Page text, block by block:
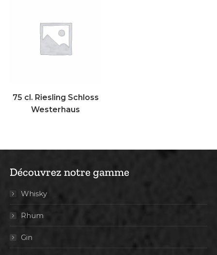
75 cl. Riesling Schloss
Westerhaus
Découvrez notre gamme
Whisky
Rhum
Gin